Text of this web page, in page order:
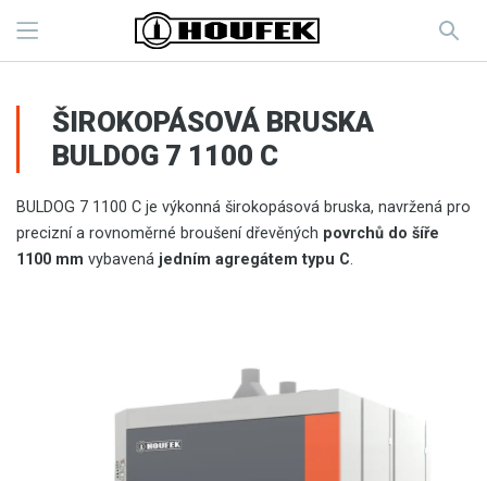
ŠIROKOPÁSOVÁ BRUSKA
BULDOG 7 1100 C
BULDOG 7 1100 C je výkonná širokopásová bruska, navržená pro
precizní a rovnoměrné broušení dřevěných povrchů do šíře
1100 mm vybavená jedním agregátem typu C.